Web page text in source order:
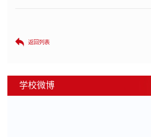
返回列表
学校微博